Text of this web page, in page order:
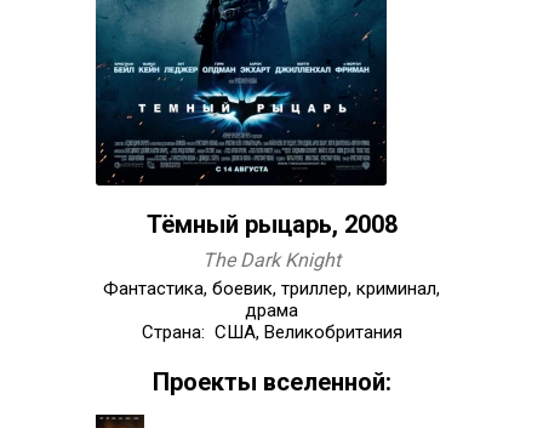
Тёмный рыцарь, 2008
The Dark Knight
Фантастика, боевик, триллер, криминал,
драма
Страна: США, Великобритания
Проекты вселенной: